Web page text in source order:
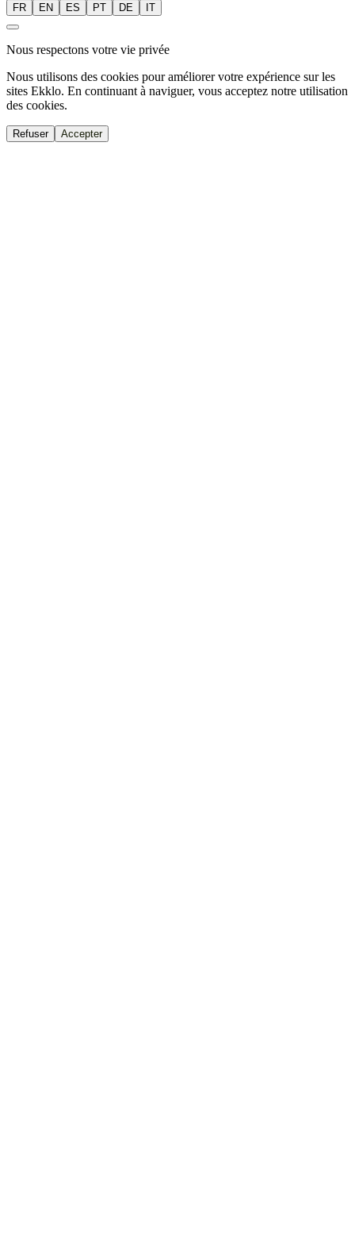
FR EN ES PT DE IT
Nous respectons votre vie privée
Nous utilisons des cookies pour améliorer votre expérience sur les
sites Ekklo. En continuant à naviguer, vous acceptez notre utilisation
des cookies.
Refuser Accepter